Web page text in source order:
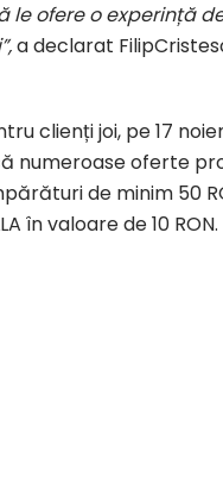
le ofere o experință
a declarat
clienți joi, pe 17
numeroase oferte
de minim 50
în valoare de 10 RON.